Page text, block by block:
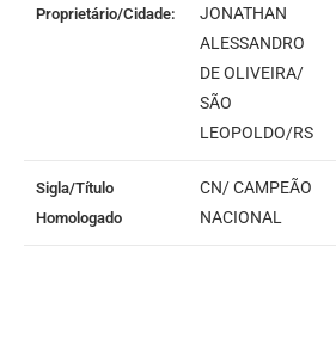
Proprietário/Cidade:
JONATHAN
ALESSANDRO
DE OLIVEIRA/
SÃO
LEOPOLDO/RS
Sigla/Título
Homologado
CN/ CAMPEÃO
NACIONAL